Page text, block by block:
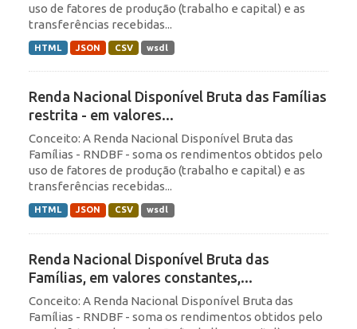
uso de fatores de produção (trabalho e capital) e as
transferências recebidas...
HTML JSON CSV wsdl
Renda Nacional Disponível Bruta das Famílias
restrita - em valores...
Conceito: A Renda Nacional Disponível Bruta das
Famílias - RNDBF - soma os rendimentos obtidos pelo
uso de fatores de produção (trabalho e capital) e as
transferências recebidas...
HTML JSON CSV wsdl
Renda Nacional Disponível Bruta das
Famílias, em valores constantes,...
Conceito: A Renda Nacional Disponível Bruta das
Famílias - RNDBF - soma os rendimentos obtidos pelo